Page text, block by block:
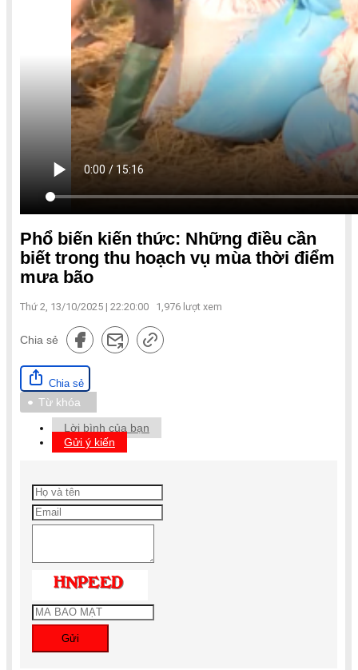
Phổ biến kiến thức: Những điều cần
biết trong thu hoạch vụ mùa thời điểm
mưa bão
Thứ 2, 13/10/2025 | 22:20:00 1,976 lượt xem
Chia sẻ
Chia sẻ
Từ khóa
Lời bình của bạn
Gửi ý kiến
Gửi